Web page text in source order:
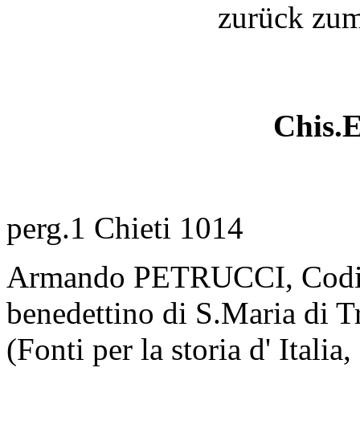
zurück
perg.1 Chieti 1014
Armando PETRUCCI,
benedettino di S.Maria di
(Fonti per la storia d'